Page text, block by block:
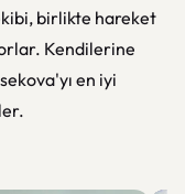
birlikte hareket
Kendilerine
en iyi